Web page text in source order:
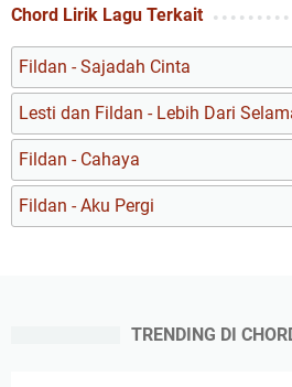
Chord Lirik Lagu Terkait
Fildan - Sajadah Cinta
Lesti dan Fildan - Lebih Dari
Fildan - Cahaya
Fildan - Aku Pergi
TRENDING DI